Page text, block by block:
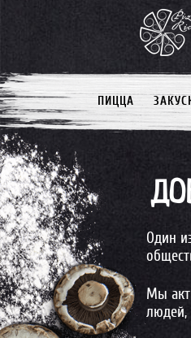
ПИЦЦА
Один
Мы